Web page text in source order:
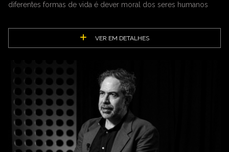
diferentes formas de vida é dever moral dos seres humanos
VER EM DETALHES